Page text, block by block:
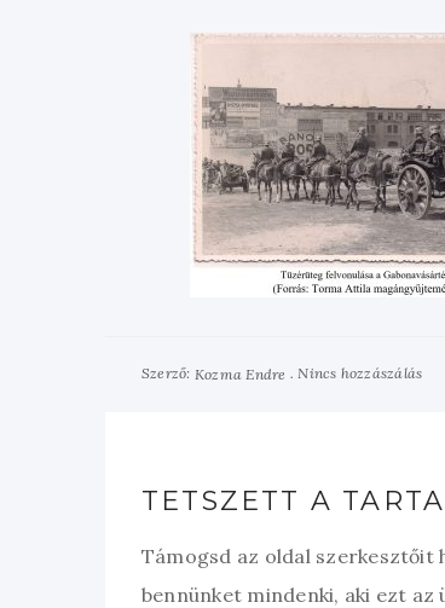
Szerző: Kozma Endre Nincs hozzászálás
TETSZETT A
Támogsd az oldal
bennünket mindenki, aki ezt